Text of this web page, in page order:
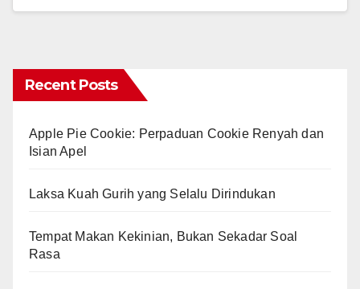
Recent Posts
Apple Pie Cookie: Perpaduan Cookie Renyah dan
Isian Apel
Laksa Kuah Gurih yang Selalu Dirindukan
Tempat Makan Kekinian, Bukan Sekadar Soal
Rasa